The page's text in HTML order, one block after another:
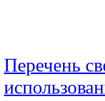
Перечень